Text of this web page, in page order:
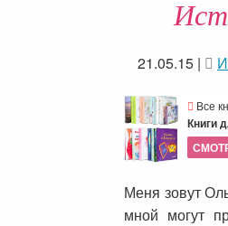
21.05.15 |
Все
Книги
Меня зовут
мной могут